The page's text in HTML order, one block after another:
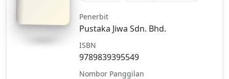
Penerbit
Pustaka Jiwa Sdn. Bhd.
ISBN
9789839395549
Nombor Panggilan